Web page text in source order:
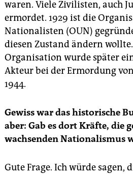
waren. Viele Zivilisten, auch
ermordet. 1929 ist die
Nationalisten (OUN)
diesen Zustand ändern
Organisation wurde später
Akteur bei der Ermordung von
1944.
Gewiss war das historische
aber: Gab es dort Kräfte, die
wachsenden Nationalismus
Gute Frage. Ich würde sagen,